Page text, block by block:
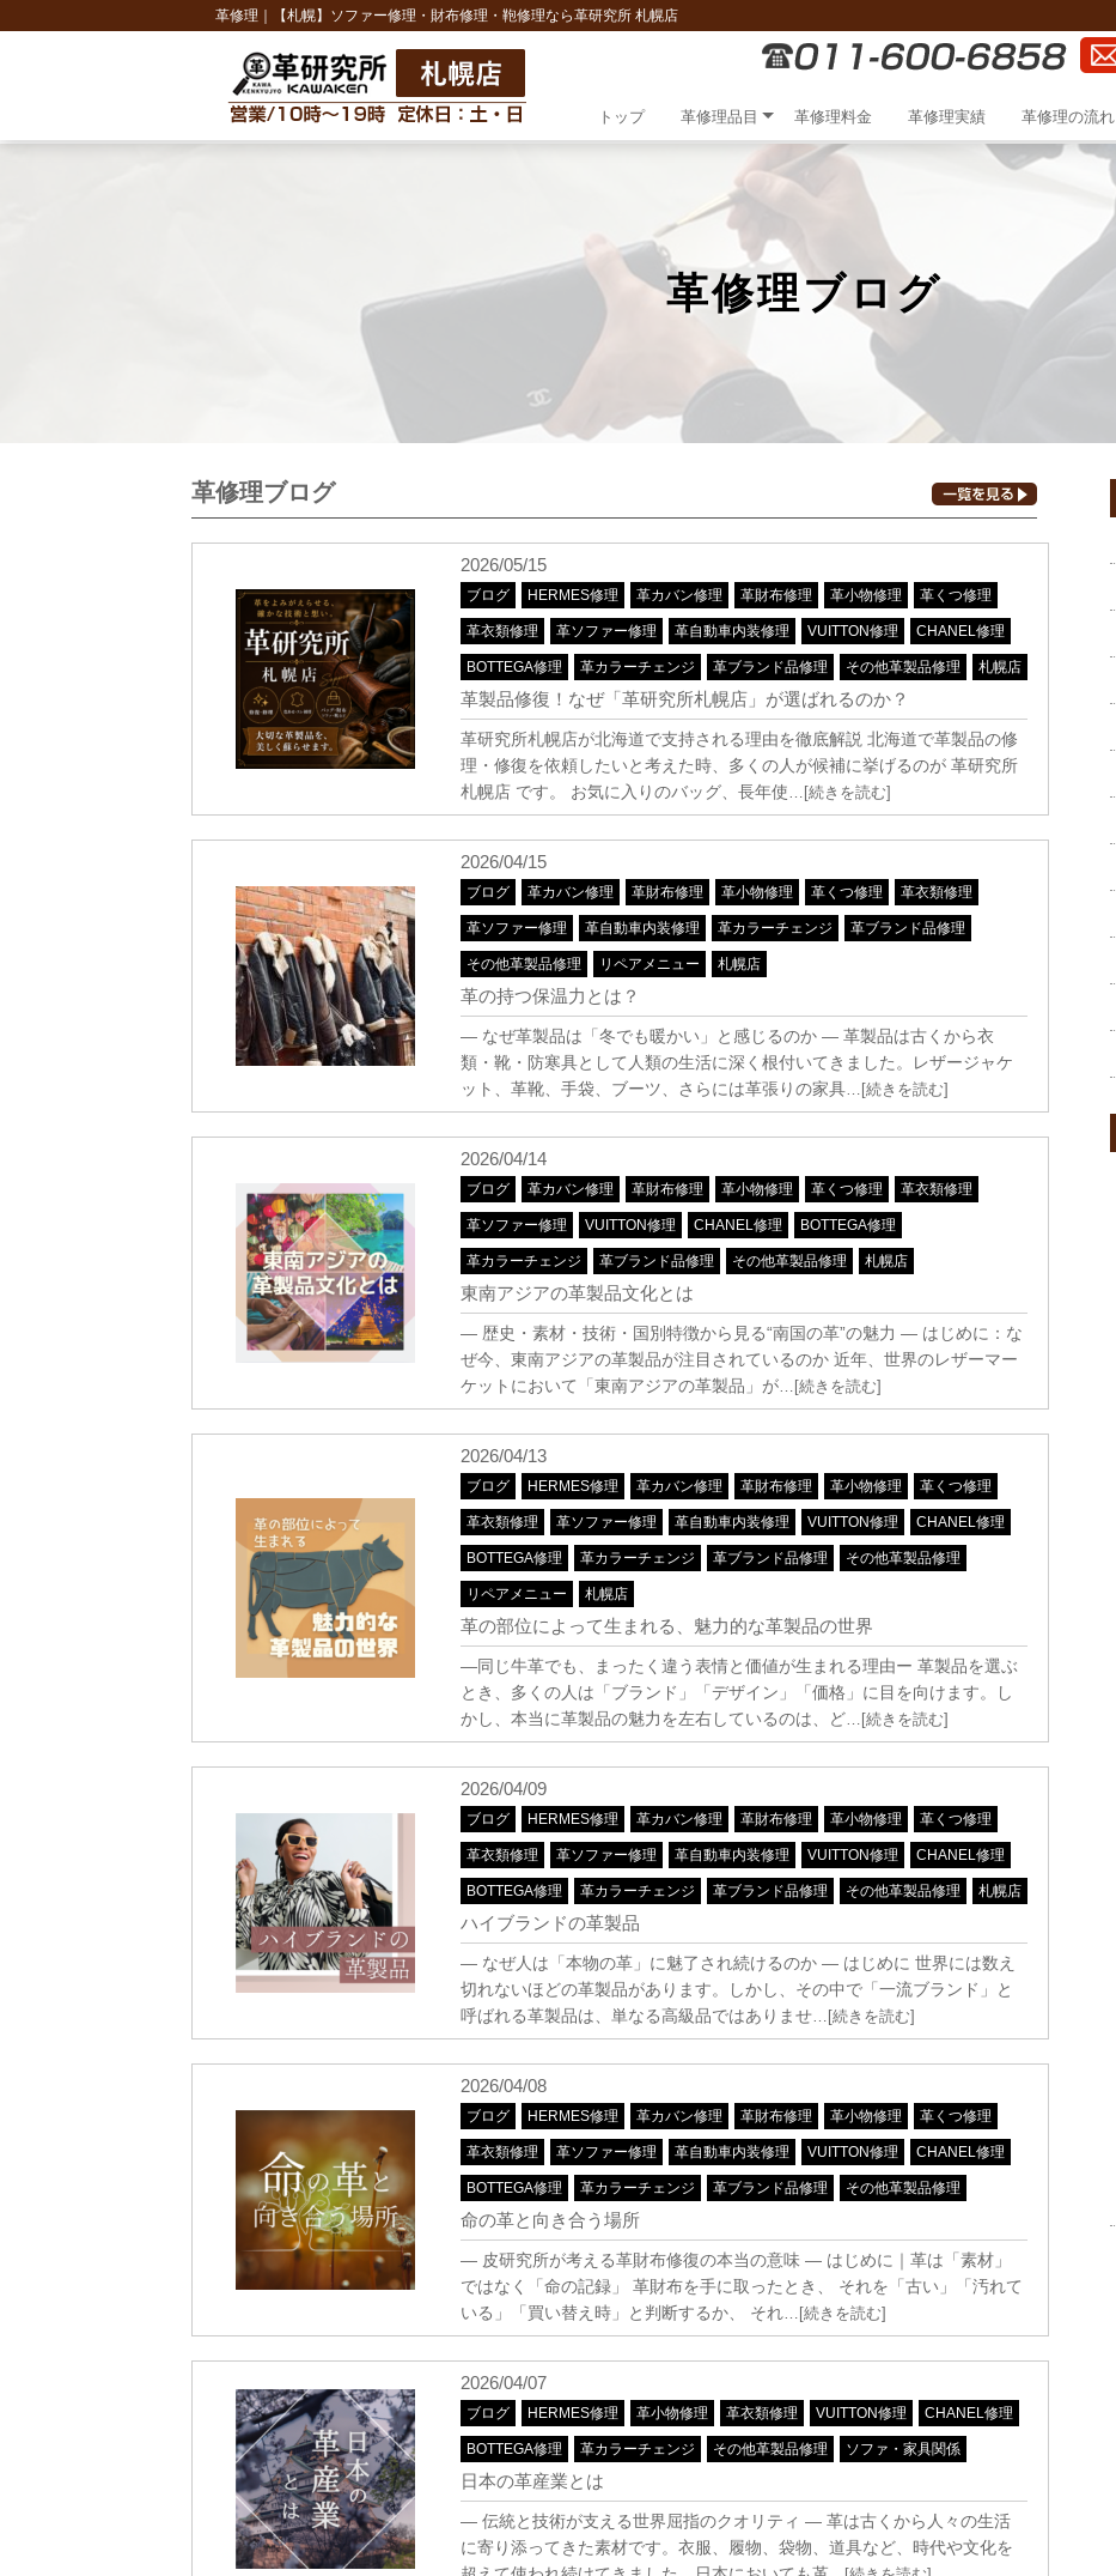
革修理｜【札幌】ソファー修理・財布修理・鞄修理なら革研究所 札幌店
トップ 革修理品目 革修理料金 革修理実績 革修理の流れ
革修理ブログ
革修理ブログ
2026/05/15
ブログ HERMES修理 革カバン修理 革財布修理 革小物修理 革くつ修理
革衣類修理 革ソファー修理 革自動車内装修理 VUITTON修理 CHANEL修理
BOTTEGA修理 革カラーチェンジ 革ブランド品修理 その他革製品修理 札幌店
革製品修復！なぜ「革研究所札幌店」が選ばれるのか？
革研究所札幌店が北海道で支持される理由を徹底解説 北海道で革製品の修
理・修復を依頼したいと考えた時、多くの人が候補に挙げるのが 革研究所
札幌店 です。 お気に入りのバッグ、長年使…[続きを読む]
2026/04/15
ブログ 革カバン修理 革財布修理 革小物修理 革くつ修理 革衣類修理
革ソファー修理 革自動車内装修理 革カラーチェンジ 革ブランド品修理
その他革製品修理 リペアメニュー 札幌店
革の持つ保温力とは？
― なぜ革製品は「冬でも暖かい」と感じるのか ― 革製品は古くから衣
類・靴・防寒具として人類の生活に深く根付いてきました。レザージャケ
ット、革靴、手袋、ブーツ、さらには革張りの家具…[続きを読む]
2026/04/14
ブログ 革カバン修理 革財布修理 革小物修理 革くつ修理 革衣類修理
革ソファー修理 VUITTON修理 CHANEL修理 BOTTEGA修理
革カラーチェンジ 革ブランド品修理 その他革製品修理 札幌店
東南アジアの革製品文化とは
― 歴史・素材・技術・国別特徴から見る“南国の革”の魅力 ― はじめに：な
ぜ今、東南アジアの革製品が注目されているのか 近年、世界のレザーマー
ケットにおいて「東南アジアの革製品」が…[続きを読む]
2026/04/13
ブログ HERMES修理 革カバン修理 革財布修理 革小物修理 革くつ修理
革衣類修理 革ソファー修理 革自動車内装修理 VUITTON修理 CHANEL修理
BOTTEGA修理 革カラーチェンジ 革ブランド品修理 その他革製品修理
リペアメニュー 札幌店
革の部位によって生まれる、魅力的な革製品の世界
―同じ牛革でも、まったく違う表情と価値が生まれる理由ー 革製品を選ぶ
とき、多くの人は「ブランド」「デザイン」「価格」に目を向けます。し
かし、本当に革製品の魅力を左右しているのは、ど…[続きを読む]
2026/04/09
ブログ HERMES修理 革カバン修理 革財布修理 革小物修理 革くつ修理
革衣類修理 革ソファー修理 革自動車内装修理 VUITTON修理 CHANEL修理
BOTTEGA修理 革カラーチェンジ 革ブランド品修理 その他革製品修理 札幌店
ハイブランドの革製品
― なぜ人は「本物の革」に魅了され続けるのか ― はじめに 世界には数え
切れないほどの革製品があります。しかし、その中で「一流ブランド」と
呼ばれる革製品は、単なる高級品ではありませ…[続きを読む]
2026/04/08
ブログ HERMES修理 革カバン修理 革財布修理 革小物修理 革くつ修理
革衣類修理 革ソファー修理 革自動車内装修理 VUITTON修理 CHANEL修理
BOTTEGA修理 革カラーチェンジ 革ブランド品修理 その他革製品修理
命の革と向き合う場所
― 皮研究所が考える革財布修復の本当の意味 ― はじめに｜革は「素材」
ではなく「命の記録」 革財布を手に取ったとき、 それを「古い」「汚れて
いる」「買い替え時」と判断するか、 それ…[続きを読む]
2026/04/07
ブログ HERMES修理 革小物修理 革衣類修理 VUITTON修理 CHANEL修理
BOTTEGA修理 革カラーチェンジ その他革製品修理 ソファ・家具関係
日本の革産業とは
― 伝統と技術が支える世界屈指のクオリティ ― 革は古くから人々の生活
に寄り添ってきた素材です。衣服、履物、袋物、道具など、時代や文化を